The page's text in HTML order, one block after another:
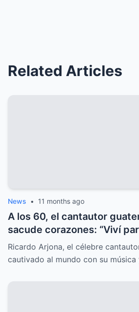
Related Articles
News • 11 months ago
A los 60, el cantautor
sacude corazones: “Viví
el mundo nunca lo supo”, y
sorprende.
Ricardo Arjona, el célebre
cautivado al mundo con su música